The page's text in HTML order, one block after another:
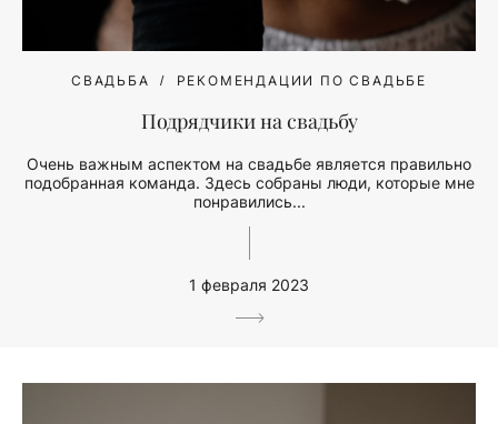
СВАДЬБА РЕКОМЕНДАЦИИ ПО СВАДЬБЕ
Подрядчики на свадьбу
Очень важным аспектом на свадьбе является правильно
подобранная команда. Здесь собраны люди, которые мне
понравились...
1 февраля 2023